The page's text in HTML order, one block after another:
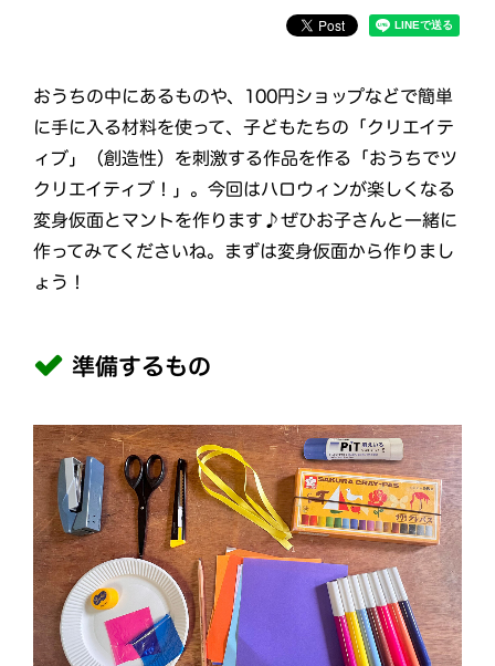
おうちの中にあるものや、100円ショップなどで簡単
に手に入る材料を使って、子どもたちの「クリエイテ
ィブ」（創造性）を刺激する作品を作る「おうちでツ
クリエイティブ！」。今回はハロウィンが楽しくなる
変身仮面とマントを作ります♪ぜひお子さんと一緒に
作ってみてくださいね。まずは変身仮面から作りまし
ょう！
準備するもの